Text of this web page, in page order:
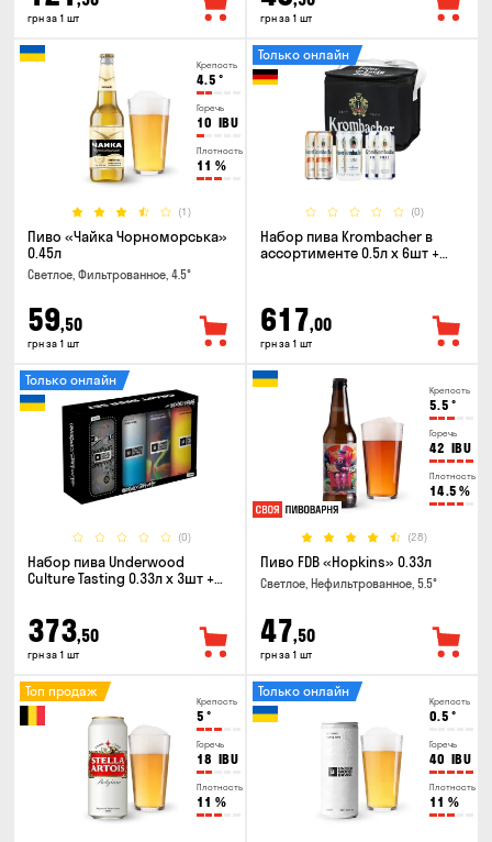
грн за 1 шт грн за 1 шт
Крепость
4.5 °
Горечь
10 IBU
Плотность
11 %
(1)
Пиво «Чайка Чорноморська»
0.45л
Светлое, Фильтрованное, 4.5°
59,50
грн за 1 шт
(0)
Только онлайн
Набор пива Krombacher в
ассортименте 0.5л х 6шт +
617,00
грн за 1 шт
(0)
Только онлайн
Набор пива Underwood
Culture Tasting 0.33л x 3шт +
373,50
грн за 1 шт
Крепость
5.5 °
Горечь
42 IBU
Плотность
14.5 %
(28)
Пиво FDB «Hopkins» 0.33л
Светлое, Нефильтрованное, 5.5°
47,50
грн за 1 шт
Крепость
5 °
Горечь
18 IBU
Плотность
11 %
Топ продаж
Крепость
0.5 °
Горечь
40 IBU
Плотность
11 %
Только онлайн